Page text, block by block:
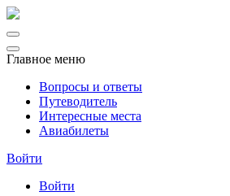
Главное меню
Вопросы и ответы
Путеводитель
Интересные места
Авиабилеты
Войти
Войти